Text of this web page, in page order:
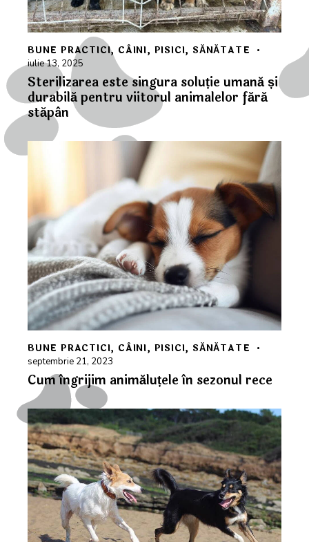
BUNE PRACTICI, CÂINI, PISICI, SĂNĂTATE
iulie 13, 2025
Sterilizarea este singura soluție umană și
durabilă pentru viitorul animalelor fără
stăpân
BUNE PRACTICI, CÂINI, PISICI, SĂNĂTATE
septembrie 21, 2023
Cum îngrijim animăluțele în sezonul rece